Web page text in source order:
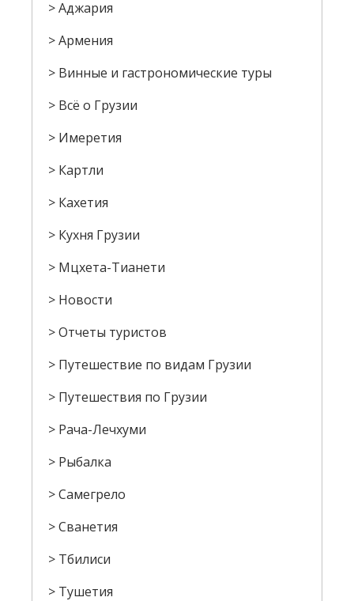
Аджария
Армения
Винные и гастрономические туры
Всё о Грузии
Имеретия
Картли
Кахетия
Кухня Грузии
Мцхета-Тианети
Новости
Отчеты туристов
Путешествие по видам Грузии
Путешествия по Грузии
Рача-Лечхуми
Рыбалка
Самегрело
Сванетия
Тбилиси
Тушетия